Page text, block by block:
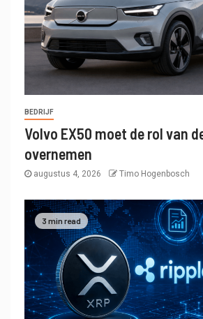
BEDRIJF
Volvo EX50 moet de rol van
overnemen
augustus 4, 2026 Timo Hogenbosch
3 min read